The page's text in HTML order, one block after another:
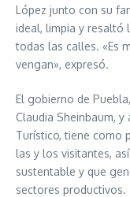
López junto con su
ideal, limpia y resaltó
todas las calles. «Es
vengan», expresó.
El gobierno de
Claudia Sheinbaum,
Turístico, tiene como
las y los visitantes,
sustentable y que
sectores productivos.